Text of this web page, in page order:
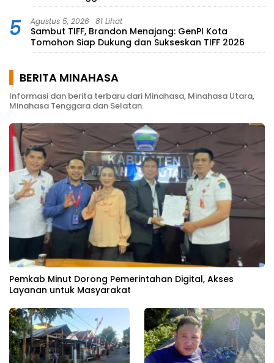
5 Agustus 5, 2026 81 Lihat
Sambut TIFF, Brandon Menajang: ​GenPI Kota
Tomohon Siap Dukung dan Sukseskan TIFF 2026
BERITA MINAHASA
Informasi dan berita terbaru dari Minahasa, Minahasa Utara,
Minahasa Tenggara dan Selatan.
Pemkab Minut Dorong Pemerintahan Digital, Akses
Layanan untuk Masyarakat